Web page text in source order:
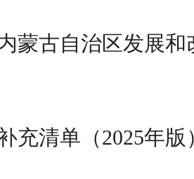
蒙古自治区发展
清单（2025年版